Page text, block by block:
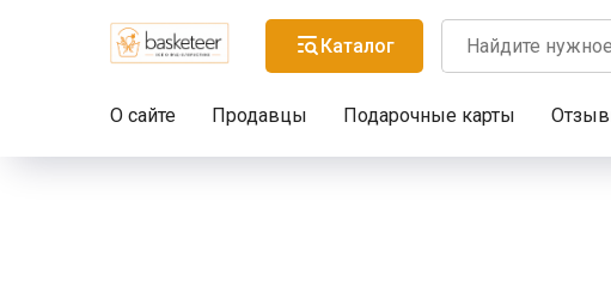
Каталог
О сайте Продавцы Подарочные карты